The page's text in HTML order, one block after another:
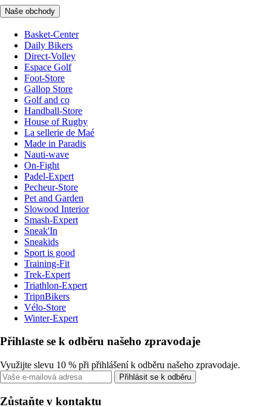
Naše obchody
Basket-Center
Daily Bikers
Direct-Volley
Espace Golf
Foot-Store
Gallop Store
Golf and co
Handball-Store
House of Rugby
La sellerie de Maé
Made in Paradis
Nauti-wave
On-Fight
Padel-Expert
Pecheur-Store
Pet and Garden
Slowood Interior
Smash-Expert
Sneak'In
Sneakids
Sport is good
Training-Fit
Trek-Expert
Triathlon-Expert
TripnBikers
Vélo-Store
Winter-Expert
Přihlaste se k odběru našeho zpravodaje
Využijte slevu 10 % při přihlášení k odběru našeho zpravodaje.
Přihlásit se k odběru
Zůstaňte v kontaktu